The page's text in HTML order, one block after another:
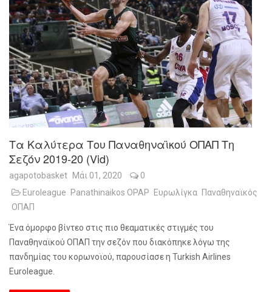
Τα Καλύτερα Του Παναθηναϊκού ΟΠΑΠ Τη
Σεζόν 2019-20 (vid)
agapotobasket Μάι 01, 2020
0
Euroleague
Panathinaikos OPAP Ευρωλίγκα
Παναθηναϊκός
ΟΠΑΠ
Ένα όμορφο βίντεο στις πιο θεαματικές στιγμές του
Παναθηναϊκού ΟΠΑΠ την σεζόν που διακόπηκε λόγω της
πανδημίας του κορωνοϊού, παρουσίασε η Turkish Airlines
Euroleague